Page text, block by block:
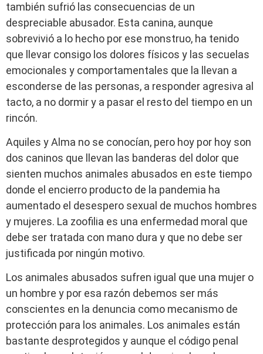
también sufrió las consecuencias de un
despreciable abusador. Esta canina, aunque
sobrevivió a lo hecho por ese monstruo, ha tenido
que llevar consigo los dolores físicos y las secuelas
emocionales y comportamentales que la llevan a
esconderse de las personas, a responder agresiva al
tacto, a no dormir y a pasar el resto del tiempo en un
rincón.
Aquiles y Alma no se conocían, pero hoy por hoy son
dos caninos que llevan las banderas del dolor que
sienten muchos animales abusados en este tiempo
donde el encierro producto de la pandemia ha
aumentado el desespero sexual de muchos hombres
y mujeres. La zoofilia es una enfermedad moral que
debe ser tratada con mano dura y que no debe ser
justificada por ningún motivo.
Los animales abusados sufren igual que una mujer o
un hombre y por esa razón debemos ser más
conscientes en la denuncia como mecanismo de
protección para los animales. Los animales están
bastante desprotegidos y aunque el código penal